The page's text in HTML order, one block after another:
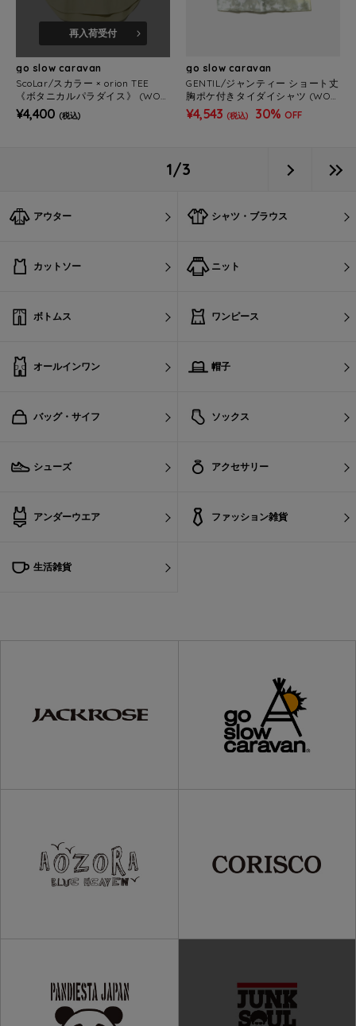
再入荷受付
go slow caravan
ScoLar/スカラー × orion TEE
《ボタニカルパラダイス》 (WOM
ENS)
¥4,400 (税込)
go slow caravan
GENTIL/ジャンティー ショート丈
胸ポケ付きタイダイシャツ (WOM
ENS)
¥4,543 (税込) 30% OFF
1/3
アウター シャツ・ブラウス
カットソー ニット
ボトムス ワンピース
オールインワン 帽子
バッグ・サイフ ソックス
シューズ アクセサリー
アンダーウエア ファッション雑貨
生活雑貨